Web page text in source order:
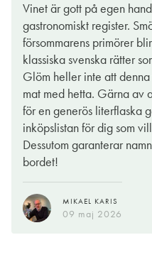
Vinet är gott på egen
gastronomiskt register.
försommarens primörer
klassiska svenska rätter
Glöm heller inte att
mat med hetta. Gärna av
för en generös literflaska
inköpslistan för dig som
Dessutom garanterar
bordet!
MIKAEL KARIS
09 maj 2026
du på? Ut med inbjudan nu.
MADELEINE ARDBY
19 maj 2026